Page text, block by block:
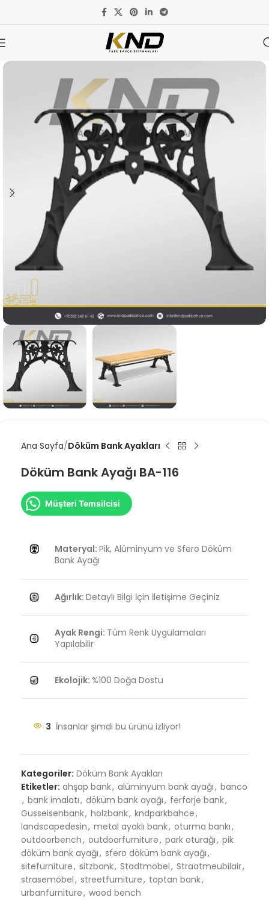
Ana Sayfa Döküm Bank Ayakları
Döküm Bank Ayağı BA-116
Müşteri Temsilcisi
Materyal: Pik, Alüminyum ve Sfero Döküm
Bank Ayağı
Ağırlık: Detaylı Bilgi İçin İletişime Geçiniz
Ayak Rengi: Tüm Renk Uygulamaları
Yapılabilir
Ekolojik: %100 Doğa Dostu
3 İnsanlar şimdi bu ürünü izliyor!
Kategoriler: Döküm Bank Ayakları
Etiketler: ahşap bank, alüminyum bank ayağı, banco
, bank imalatı, döküm bank ayağı, ferforje bank,
Gusseisenbank, holzbank, kndparkbahce,
landscapedesin, metal ayaklı bank, oturma bankı,
outdoorbench, outdoorfurniture, park oturağı, pik
döküm bank ayağı, sfero döküm bank ayağı,
sitefurniture, sitzbank, Stadtmöbel, Straatmeubilair,
strasemöbel, streetfurniture, toptan bank,
urbanfurniture, wood bench